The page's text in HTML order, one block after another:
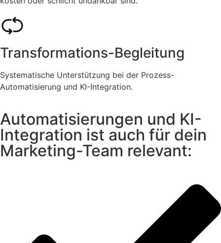
Transformations-Begleitung
Systematische Unterstützung bei der Prozess-
Automatisierung und KI-Integration.
Automatisierungen und KI-
Integration ist auch für dein
Marketing-Team relevant: